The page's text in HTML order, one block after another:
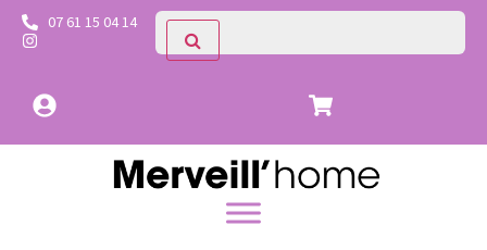
07 61 15 04 14